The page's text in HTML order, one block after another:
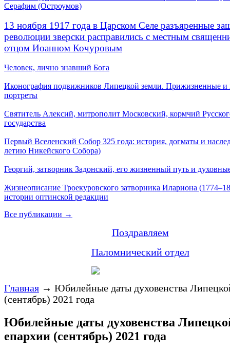
Серафим (Остроумов)
13 ноября 1917 года в Царском Селе разъяренные
революции зверски расправились с местным
отцом Иоанном Кочуровым
Человек, лично знавший Бога
Иконография подвижников Липецкой земли. Прижизненные и
портреты
Святитель Алексий, митрополит Московский, кормчий
государства
Первый Вселенский Собор 325 года: история, догматы и
летию Никейского Собора)
Георгий, затворник Задонский, его жизненный путь и
Жизнеописание Троекуровского затворника Илариона
истории оптинской редакции
Все публикации →
Поздравляем
Паломнический отдел
Главная → Юбилейные даты духовенства
(сентябрь) 2021 года
Юбилейные даты духовенства
епархии (сентябрь) 2021 года